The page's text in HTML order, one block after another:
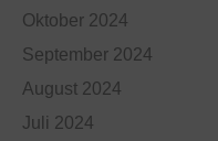
Oktober 2024
September 2024
August 2024
Juli 2024